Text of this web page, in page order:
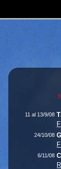
11 al 13/9/08
24/10/08
6/11/08